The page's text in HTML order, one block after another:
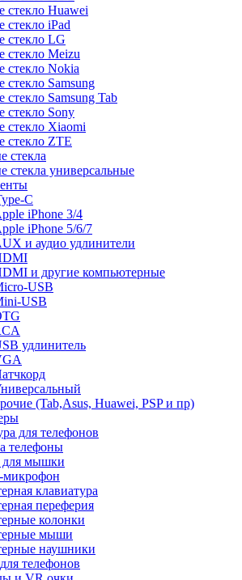
стекло Huawei
стекло iPad
стекло LG
стекло Meizu
стекло Nokia
стекло Samsung
стекло Samsung Tab
стекло Sony
стекло Xiaomi
стекло ZTE
стекла
стекла универсальные
C
iPhone 3/4
iPhone 5/6/7
и аудио удлинители
и другие компьютерные
USB
USB
удлинитель
(Tab,Asus, Huawei, PSP и пр)
для телефонов
телефоны
для мышки
микрофон
клавиатура
переферия
колонки
мыши
наушники
телефонов